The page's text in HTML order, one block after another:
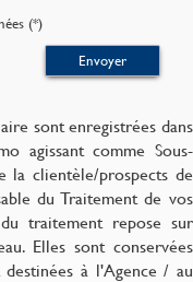
(*)
Envoyer
sont enregistrées dans
agissant comme Sous-
la clientèle/prospects de
du Traitement de vos
traitement repose sur
Elles sont conservées
à l'Agence / au